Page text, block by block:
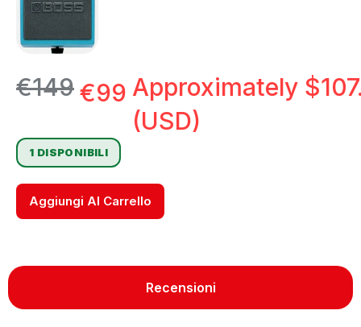
€149€99 Approximately $
(USD)
1 DISPONIBILI
Aggiungi Al Carrello
Recensioni